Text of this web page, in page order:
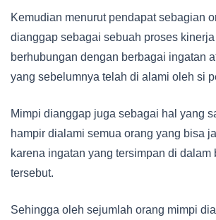
Kemudian menurut pendapat sebagian
dianggap sebagai sebuah proses
berhubungan dengan berbagai ingatan
yang sebelumnya telah di alami oleh si
Mimpi dianggap juga sebagai hal yang
hampir dialami semua orang yang bisa
karena ingatan yang tersimpan di dalam
tersebut.
Sehingga oleh sejumlah orang mimpi